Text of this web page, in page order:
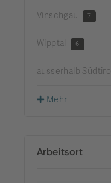
Vinschgau 7
Wipptal 6
ausserhalb Südtirol
Mehr
Arbeitsort